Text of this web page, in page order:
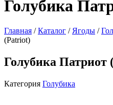
Голубика
Главная /Каталог / Ягоды /
(Patriot)
Голубика Патриот
Категория Голубика